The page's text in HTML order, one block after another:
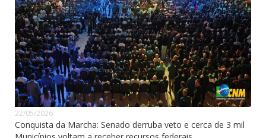
22/05/2026
Conquista da Marcha: Senado derruba veto e cerca de 3 mil